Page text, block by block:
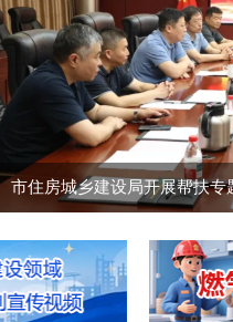
市住房城乡建设局开展帮扶专